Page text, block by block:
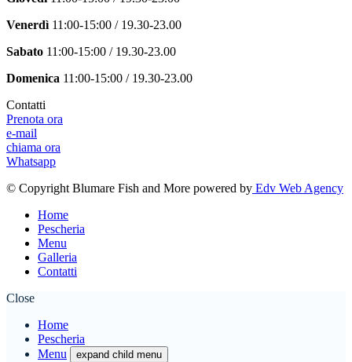
Venerdì 11:00-15:00 / 19.30-23.00
Sabato 11:00-15:00 / 19.30-23.00
Domenica 11:00-15:00 / 19.30-23.00
Contatti
Prenota ora
e-mail
chiama ora
Whatsapp
© Copyright Blumare Fish and More powered by Edv Web Agency
Home
Pescheria
Menu
Galleria
Contatti
Close
Home
Pescheria
Menu
expand child menu